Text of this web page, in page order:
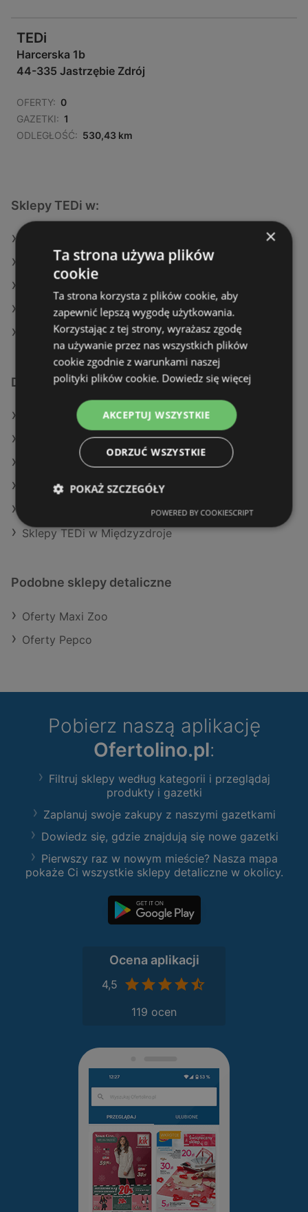
TEDi
Harcerska 1b
44-335 Jastrzębie Zdrój
OFERTY: 0
GAZETKI: 1
ODLEGŁOŚĆ: 530,43 km
Sklepy TEDi w:
TEDi w Radzyń Podlaski
TEDi w Grodzisk Mazowiecki
TEDi w Drawsko Pomorskie
Dodatkowe łącza
Oferty TEDi
Oferty Maxi Zoo
Oferty Pepco
Aktualne gazetki Maxi Zoo
Sklepy TEDi w Międzyzdroje
Podobne sklepy detaliczne
Oferty Maxi Zoo
Oferty Pepco
Pobierz naszą aplikację
Ofertolino.pl:
Filtruj sklepy według kategorii i przeglądaj
produkty i gazetki
Zaplanuj swoje zakupy z naszymi gazetkami
Dowiedz się, gdzie znajdują się nowe gazetki
Pierwszy raz w nowym mieście? Nasza mapa
pokaże Ci wszystkie sklepy detaliczne w okolicy.
Ocena aplikacji
4,5
119 ocen
×
Ta strona używa plików
cookie
Ta strona korzysta z plików cookie, aby
zapewnić lepszą wygodę użytkowania.
Korzystając z tej strony, wyrażasz zgodę
na używanie przez nas wszystkich plików
cookie zgodnie z warunkami naszej
polityki plików cookie. Dowiedz się więcej
AKCEPTUJ WSZYSTKIE
ODRZUĆ WSZYSTKIE
POKAŻ SZCZEGÓŁY
POWERED BY COOKIESCRIPT